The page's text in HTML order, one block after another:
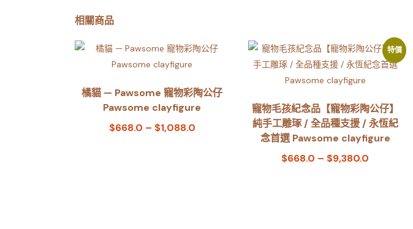
相關商品
橘貓 — Pawsome 寵物彩陶公仔
Pawsome clayfigure
$668.0 – $1,088.0
特價
寵物毛孩紀念品【寵物彩陶公仔】
純手工雕琢 / 全品種支援 / 永恆紀
念首選 Pawsome clayfigure
$668.0 – $9,380.0